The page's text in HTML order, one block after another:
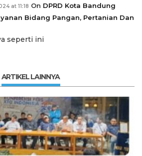
at 11:18 On DPRD Kota Bandung
Bidang Pangan, Pertanian Dan
seperti ini
ARTIKEL LAINNYA